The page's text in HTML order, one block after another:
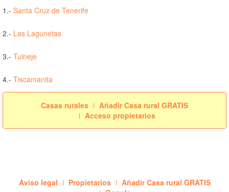
1.- Santa Cruz de Tenerife
2.- Las Lagunetas
3.- Tuineje
4.- Tiscamanita
Casas rurales
Añadir Casa rural GRATIS
Acceso propietarios
Aviso legal Propietarios
Añadir Casa rural GRATIS